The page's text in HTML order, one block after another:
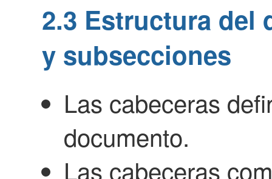
2.3 Estructura del
y subsecciones
Las cabeceras
documento.
Las cabeceras